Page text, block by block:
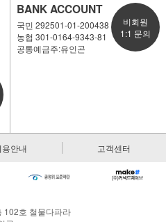
BANK ACCOUNT
국민 292501-01-200438
농협 301-0164-9343-81
공통예금주:유인곤
비회원
1:1 문의
용안내 고객센터
102호 철물다파라